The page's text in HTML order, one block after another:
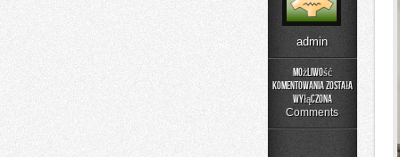
admin
Możliwość
komentowania
Poradniki
Użytkownika
została
wyłączona
Comments